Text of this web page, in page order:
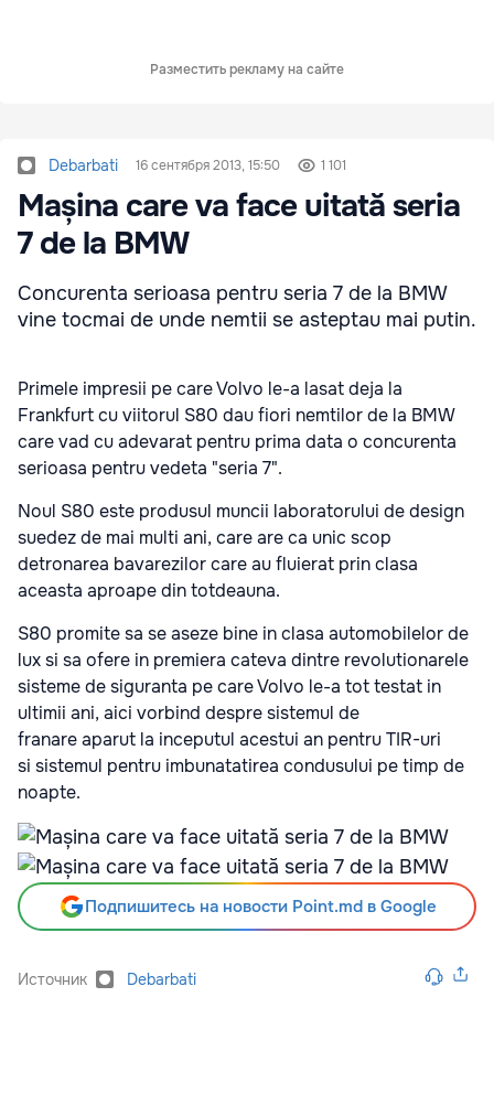
Разместить рекламу на сайте
Debarbati 16 сентября 2013, 15:50 1 101
Mașina care va face uitată seria
7 de la BMW
Concurenta serioasa pentru seria 7 de la BMW
vine tocmai de unde nemtii se asteptau mai putin.
Primele impresii pe care Volvo le-a lasat deja la
Frankfurt cu viitorul S80 dau fiori nemtilor de la BMW
care vad cu adevarat pentru prima data o concurenta
serioasa pentru vedeta "seria 7".
Noul S80 este produsul muncii laboratorului de design
suedez de mai multi ani, care are ca unic scop
detronarea bavarezilor care au fluierat prin clasa
aceasta aproape din totdeauna.
S80 promite sa se aseze bine in clasa automobilelor de
lux si sa ofere in premiera cateva dintre revolutionarele
sisteme de siguranta pe care Volvo le-a tot testat in
ultimii ani, aici vorbind despre sistemul de
franare aparut la inceputul acestui an pentru TIR-uri
si sistemul pentru imbunatatirea condusului pe timp de
noapte.
Подпишитесь на новости Point.md в Google
Источник Debarbati